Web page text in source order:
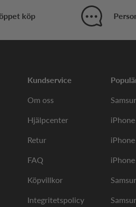
köp
Kundservice
Om oss
Hjälpcenter
Retur
FAQ
Köpvillkor
Integritetspolicy